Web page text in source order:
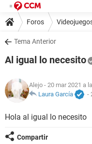
Foros
Tema Anterior
Al igual lo necesito
Alejo - 20 mar 2021 a
Laura García
-
Hola al igual lo necesito
Compartir